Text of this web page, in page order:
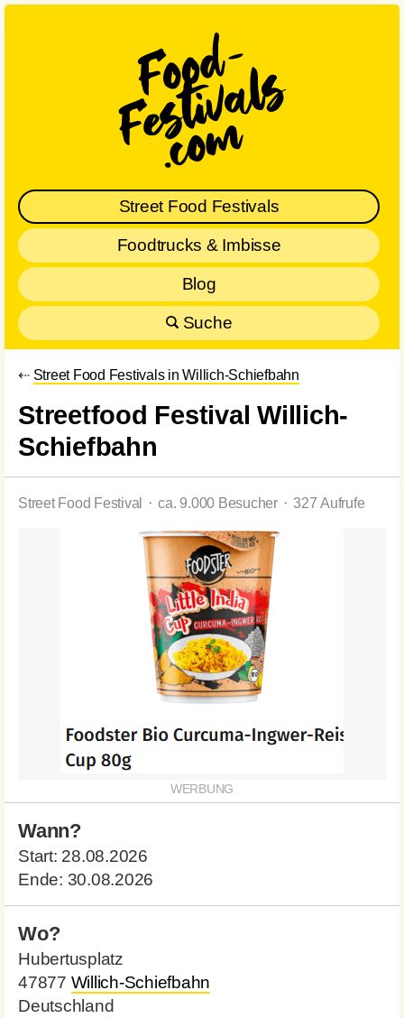
Street Food Festivals
Foodtrucks & Imbisse
Blog
Suche
⇠ Street Food Festivals in Willich-Schiefbahn
Streetfood Festival Willich-
Schiefbahn
Street Food Festival ⬝ ca. 9.000 Besucher ⬝ 327 Aufrufe
Wann?
Start: 28.08.2026
Ende: 30.08.2026
Wo?
Hubertusplatz
47877 Willich-Schiefbahn
Deutschland